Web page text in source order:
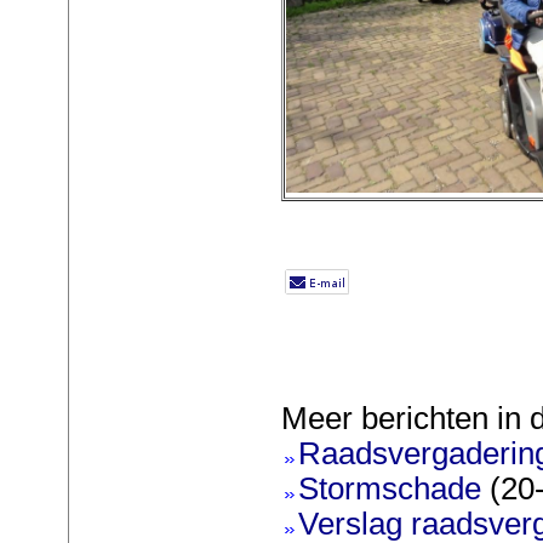
Meer berichten in
Stormschade
Verslag